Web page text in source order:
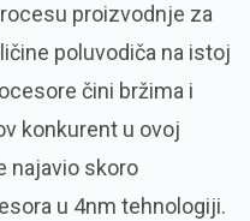
proizvodnje za
poluvodiča na istoj
čini bržima i
konkurent u ovoj
najavio skoro
u 4nm tehnologiji.